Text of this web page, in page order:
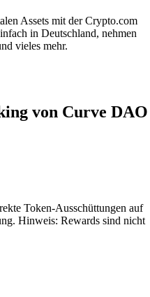
Assets mit der Crypto.com
in Deutschland, nehmen
vieles mehr.
von Curve DAO
Token-Ausschüttungen auf
Hinweis: Rewards sind nicht